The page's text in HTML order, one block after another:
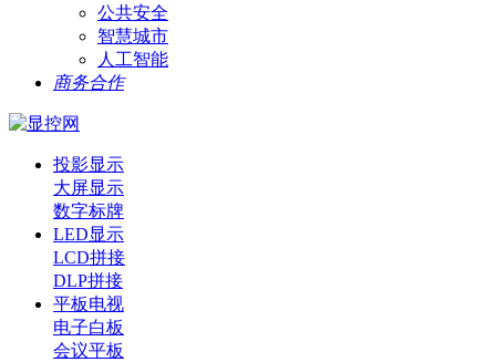
公共安全
智慧城市
人工智能
商务合作
投影显示
大屏显示
数字标牌
LED显示
LCD拼接
DLP拼接
平板电视
电子白板
会议平板